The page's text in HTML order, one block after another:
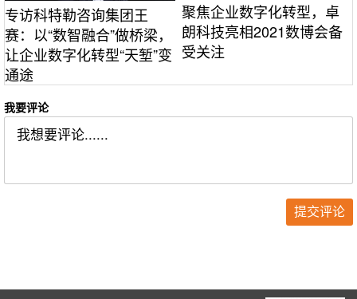
专访科特勒咨询集团王
赛：以“数智融合”做桥梁，
让企业数字化转型“天堑”变
通途
聚焦企业数字化转型，卓
朗科技亮相2021数博会备
受关注
我要评论